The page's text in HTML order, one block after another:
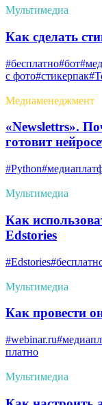
Мультимедиа
Как сделать
#бесплатно#бот
с фото#стикерпак
Медиаменеджмент
«Newslettrs».
готовит
#Python
Мультимедиа
Как
Edstories
#Edstories
Мультимедиа
Как провести
#webinar.ru
платно
Мультимедиа